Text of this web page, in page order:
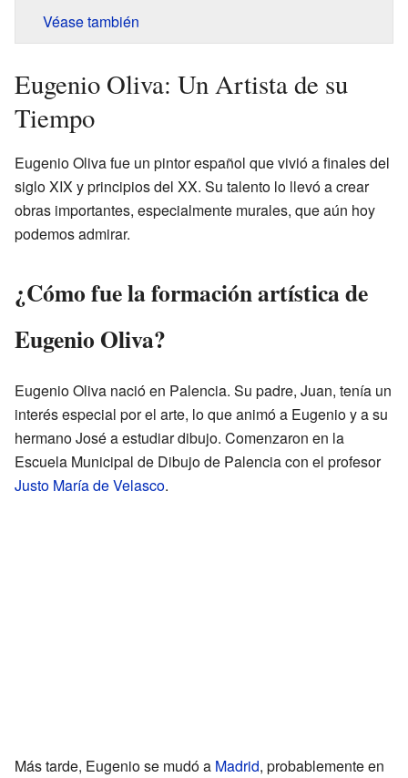
Véase también
Eugenio Oliva: Un Artista de su
Tiempo
Eugenio Oliva fue un pintor español que vivió a finales del
siglo XIX y principios del XX. Su talento lo llevó a crear
obras importantes, especialmente murales, que aún hoy
podemos admirar.
¿Cómo fue la formación artística de
Eugenio Oliva?
Eugenio Oliva nació en Palencia. Su padre, Juan, tenía un
interés especial por el arte, lo que animó a Eugenio y a su
hermano José a estudiar dibujo. Comenzaron en la
Escuela Municipal de Dibujo de Palencia con el profesor
Justo María de Velasco.
Más tarde, Eugenio se mudó a Madrid, probablemente en